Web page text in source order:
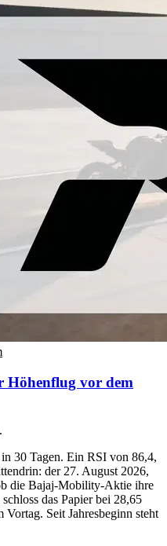
vor dem
30 Tagen. Ein RSI von 86,4,
der 27. August 2026,
die Bajaj-Mobility-Aktie ihre
das Papier bei 28,65
Seit Jahresbeginn steht